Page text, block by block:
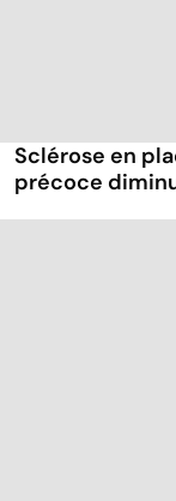
Sclérose en
précoce